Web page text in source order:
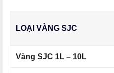
LOẠI VÀNG SJC
Vàng SJC 1L – 10L